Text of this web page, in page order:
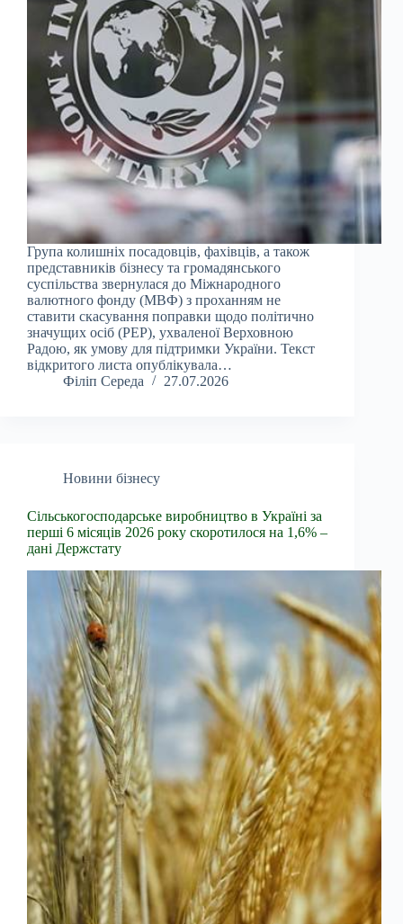
Група колишніх посадовців, фахівців, а також
представників бізнесу та громадянського
суспільства звернулася до Міжнародного
валютного фонду (МВФ) з проханням не
ставити скасування поправки щодо політично
значущих осіб (PEP), ухваленої Верховною
Радою, як умову для підтримки України. Текст
відкритого листа опублікувала…
Філіп Середа
27.07.2026
Новини бізнесу
Сільськогосподарське виробництво в Україні за
перші 6 місяців 2026 року скоротилося на 1,6% –
дані Держстату